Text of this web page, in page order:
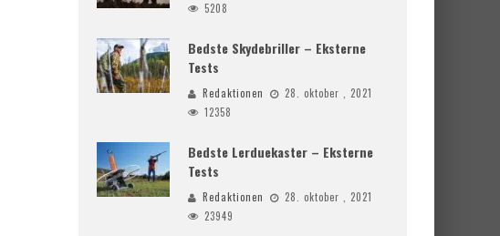
5208
Bedste Skydebriller – Eksterne
Tests
Redaktionen
28. oktober , 2021
12358
Bedste Lerduekaster – Eksterne
Tests
Redaktionen
28. oktober , 2021
23949